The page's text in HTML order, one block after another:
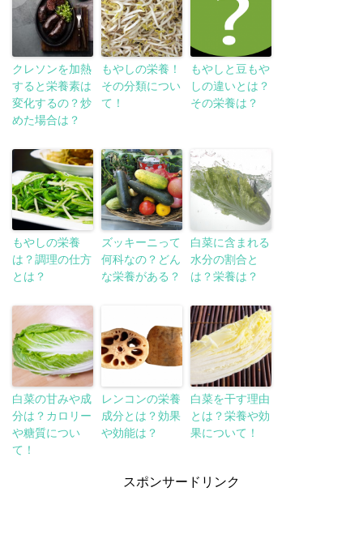
クレソンを加熱
すると栄養素は
変化するの？炒
めた場合は？
もやしの栄養！
その分類につい
て！
もやしと豆もや
しの違いとは？
その栄養は？
もやしの栄養
は？調理の仕方
とは？
ズッキーニって
何科なの？どん
な栄養がある？
白菜に含まれる
水分の割合と
は？栄養は？
白菜の甘みや成
分は？カロリー
や糖質につい
て！
レンコンの栄養
成分とは？効果
や効能は？
白菜を干す理由
とは？栄養や効
果について！
スポンサードリンク